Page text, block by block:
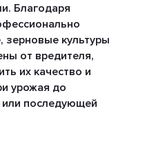
Благодаря
зерновые культуры
от вредителя,
их качество и
урожая до
последующей